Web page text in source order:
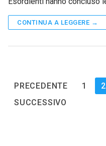
CONTINUA A LEGGERE →
Paginazione
degli
PRECEDENTE 1 2
SUCCESSIVO